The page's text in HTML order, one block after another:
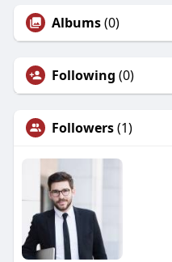
Albums(0)
Following (0)
Followers(1)